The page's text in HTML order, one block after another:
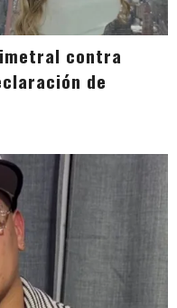
contra
de